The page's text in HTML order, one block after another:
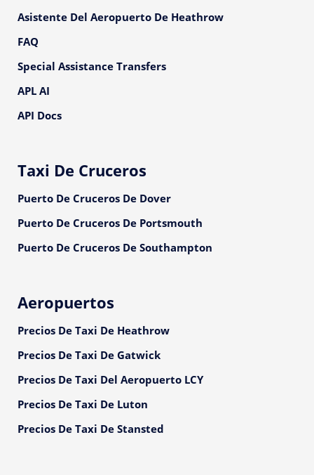
Asistente Del Aeropuerto De Heathrow
FAQ
Special Assistance Transfers
APL AI
API Docs
Taxi De Cruceros
Puerto De Cruceros De Dover
Puerto De Cruceros De Portsmouth
Puerto De Cruceros De Southampton
Aeropuertos
Precios De Taxi De Heathrow
Precios De Taxi De Gatwick
Precios De Taxi Del Aeropuerto LCY
Precios De Taxi De Luton
Precios De Taxi De Stansted